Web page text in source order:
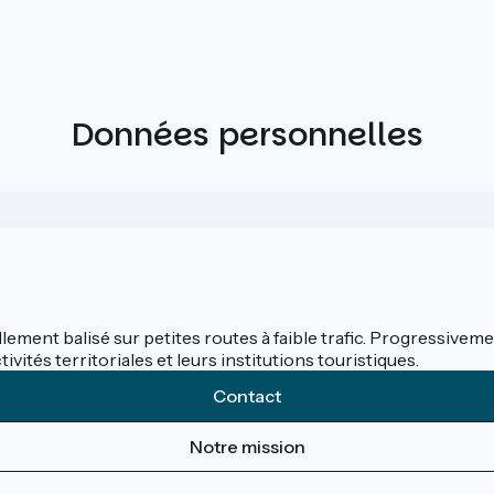
Données personnelles
balisé sur petites routes à faible trafic.
territoriales et leurs institutions touristiques.
Contact
Notre mission